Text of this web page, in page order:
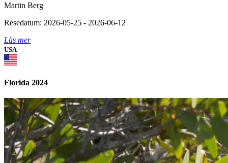
Martin Berg
Resedatum: 2026-05-25 - 2026-06-12
Läs mer
USA
Florida 2024